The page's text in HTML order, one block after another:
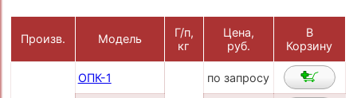
Произв. Модель
Г/п,
кг
Цена,
руб.
В
Корзину
ОПК-1 по запросу